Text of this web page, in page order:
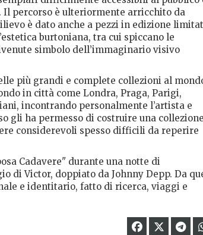
percorso è ulteriormente arricchito da
è dato anche a pezzi in edizione
burtoniana, tra cui spiccano le
simbolo dell’immaginario visivo
più grandi e complete collezioni al
in città come Londra, Praga, Parigi,
incontrando personalmente l’artista e
gli ha permesso di costruire una collezione
considerevoli spesso difficili da reperire
Cadavere" durante una notte di
di Victor, doppiato da Johnny Depp. Da
e identitario, fatto di ricerca, viaggi e